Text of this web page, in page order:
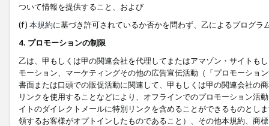
ついて情報を提供すること、および
(f) 本規約に基づき許可されているか否かを問わず、乙によるプログ
4. プロモーションの制限
乙は、甲もしくは甲の関連会社を代理してまたはアマゾン・サイトも
モーション、マーケティングその他の広告宣伝活動（「プロモーショ
書面または口頭での販促活動に関連して、甲もしくは甲の関連会社の
リンクを使用することなどにより、オフラインでのプロモーション活
イトのダイレクトメールに特別リンクを含めることができるものとし
領するお客様がオプトインしたものであること）、その他本規約、商